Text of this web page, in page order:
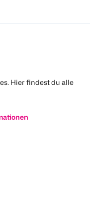
Hier findest du alle